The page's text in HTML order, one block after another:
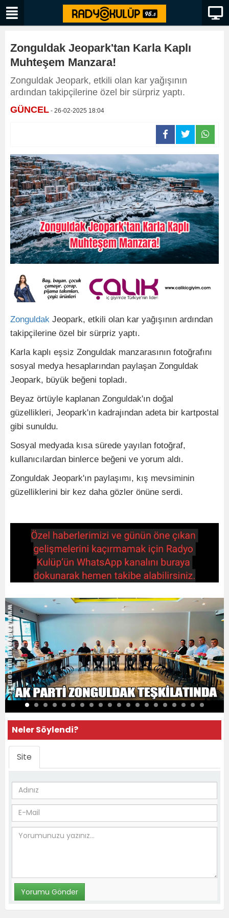
Zonguldak Jeopark'tan Karla Kaplı
Muhteşem Manzara!
Zonguldak Jeopark, etkili olan kar yağışının
ardından takipçilerine özel bir sürpriz yaptı.
GÜNCEL - 26-02-2025 18:04
Zonguldak Jeopark, etkili olan kar yağışının ardından
takipçilerine özel bir sürpriz yaptı.
Karla kaplı eşsiz Zonguldak manzarasının fotoğrafını
sosyal medya hesaplarından paylaşan Zonguldak
Jeopark, büyük beğeni topladı.
Beyaz örtüyle kaplanan Zonguldak'ın doğal
güzellikleri, Jeopark'ın kadrajından adeta bir kartpostal
gibi sunuldu.
Sosyal medyada kısa sürede yayılan fotoğraf,
kullanıcılardan binlerce beğeni ve yorum aldı.
Zonguldak Jeopark'ın paylaşımı, kış mevsiminin
güzelliklerini bir kez daha gözler önüne serdi.
Neler Söylendi?
Site